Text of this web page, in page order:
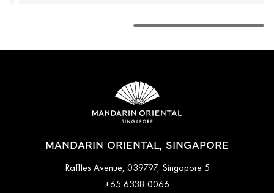
MANDARIN ORIENTAL, SINGAPORE
5 Raffles Avenue, 039797, Singapore
+65 6338 0066